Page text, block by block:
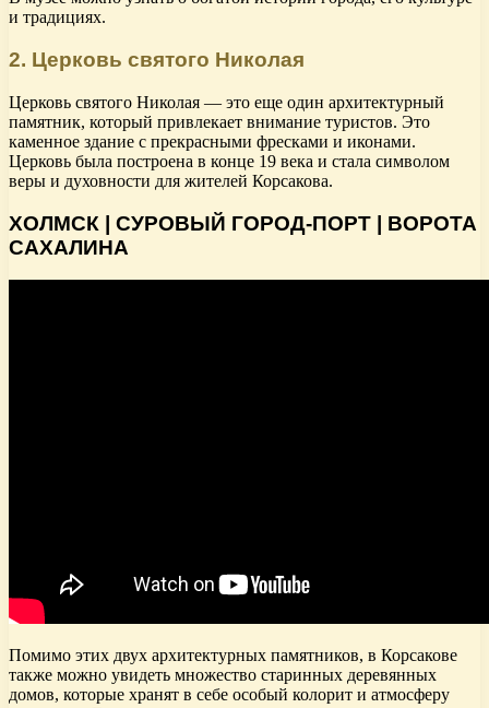
и традициях.
2. Церковь святого Николая
Церковь святого Николая — это еще один архитектурный
памятник, который привлекает внимание туристов. Это
каменное здание с прекрасными фресками и иконами.
Церковь была построена в конце 19 века и стала символом
веры и духовности для жителей Корсакова.
ХОЛМСК | СУРОВЫЙ ГОРОД-ПОРТ | ВОРОТА
САХАЛИНА
Помимо этих двух архитектурных памятников, в Корсакове
также можно увидеть множество старинных деревянных
домов, которые хранят в себе особый колорит и атмосферу